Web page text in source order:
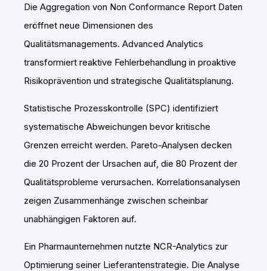
Die Aggregation von Non Conformance Report Daten
eröffnet neue Dimensionen des
Qualitätsmanagements. Advanced Analytics
transformiert reaktive Fehlerbehandlung in proaktive
Risikoprävention und strategische Qualitätsplanung.
Statistische Prozesskontrolle (SPC) identifiziert
systematische Abweichungen bevor kritische
Grenzen erreicht werden. Pareto-Analysen decken
die 20 Prozent der Ursachen auf, die 80 Prozent der
Qualitätsprobleme verursachen. Korrelationsanalysen
zeigen Zusammenhänge zwischen scheinbar
unabhängigen Faktoren auf.
Ein Pharmaunternehmen nutzte NCR-Analytics zur
Optimierung seiner Lieferantenstrategie. Die Analyse